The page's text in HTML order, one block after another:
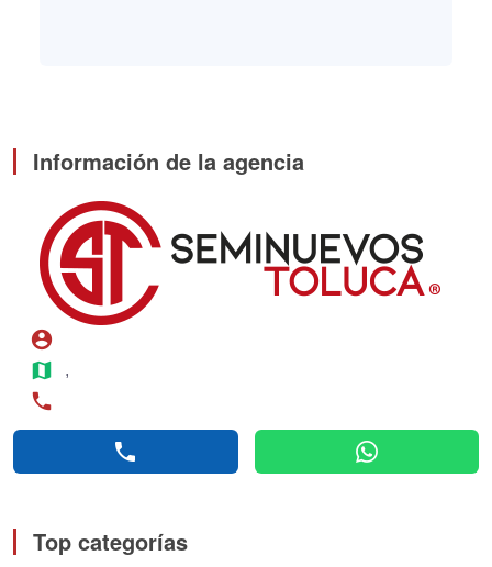
Información de la agencia
account_circle
map
,
phone
phone whatsapp
Top categorías